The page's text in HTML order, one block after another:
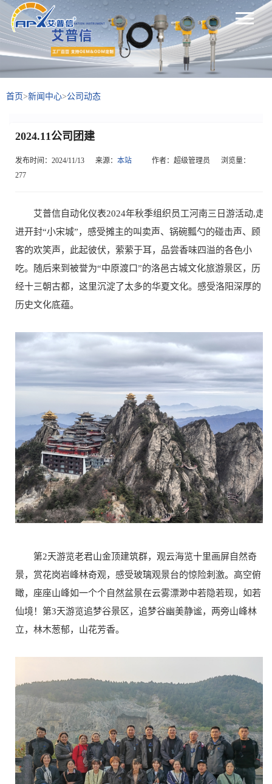
首页>新闻中心>公司动态
2024.11公司团建
发布时间：2024/11/13 来源： 本站 作者：超级管理员
浏览量：
277
艾普信自动化仪表2024年秋季组织员工河南三日游活动,走
进开封“小宋城”，感受摊主的叫卖声、锅碗瓢勺的碰击声、顾
客的欢笑声，此起彼伏，萦萦于耳，品尝香味四溢的各色小
吃。随后来到被誉为“中原渡口”的洛邑古城文化旅游景区，历
经十三朝古都，这里沉淀了太多的华夏文化。感受洛阳深厚的
历史文化底蕴。
第2天游览老君山金顶建筑群，观云海览十里画屏自然奇
景，赏花岗岩峰林奇观，感受玻璃观景台的惊险刺激。高空俯
瞰，座座山峰如一个个自然盆景在云雾漂渺中若隐若现，如若
仙境！第3天游览追梦谷景区，追梦谷幽美静谧，两旁山峰林
立，林木葱郁，山花芳香。